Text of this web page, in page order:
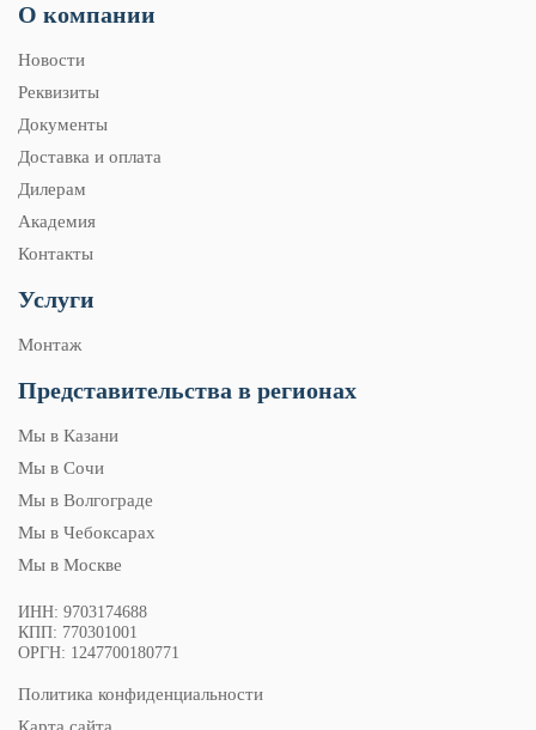
О компании
Новости
Реквизиты
Документы
Доставка и оплата
Дилерам
Академия
Контакты
Услуги
Монтаж
Представительства в регионах
Мы в Казани
Мы в Сочи
Мы в Волгограде
Мы в Чебоксарах
Мы в Москве
ИНН: 9703174688
КПП: 770301001
ОРГН: 1247700180771
Политика конфиденциальности